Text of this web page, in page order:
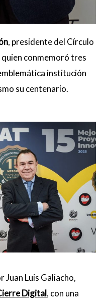
, presidente del Círculo
conmemoró tres
institución
su centenario.
Juan Luis Galiacho,
Digital, con una